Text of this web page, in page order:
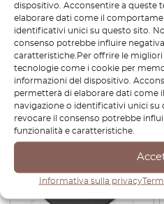
dispositivo. Acconsentire a queste
elaborare dati come il
identificativi unici su questo sito.
consenso potrebbe influire
caratteristiche.Per offrire le migliori
tecnologie come i cookie per
informazioni del dispositivo.
permetterà di elaborare dati come
navigazione o identificativi unici su
revocare il consenso potrebbe
funzionalità e caratteristiche.
Informativa sulla privacy
Griglia anteriore cromata
Jaguar XJ Serie 1 BD30582
€198,00 €138,60
Visualizza prodotto
-30%